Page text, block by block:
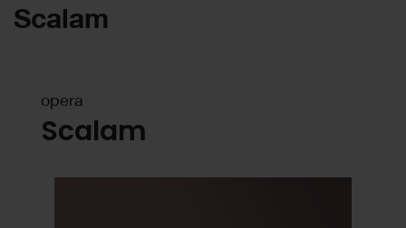
Scalam
opera
Scalam